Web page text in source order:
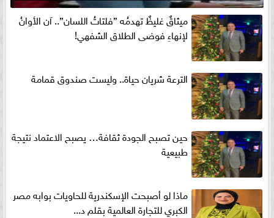
ميثاقٌ غليظٌ تهدمُه ”فلتاتُ اللسان”.. آن الأوانُ
لإنهاءِ فوضى الطلاق الشفهي!
الترعة شريان حياة.. وليست صندوق قمامة
حين تصبح الجودة ثقافة… يصبح الاعتماد نتيجة
طبيعية
ماذا لو أصبحت الإسكندرية للحاويات بوابه مصر
الكبري للتجارة العالمية بقلم د...